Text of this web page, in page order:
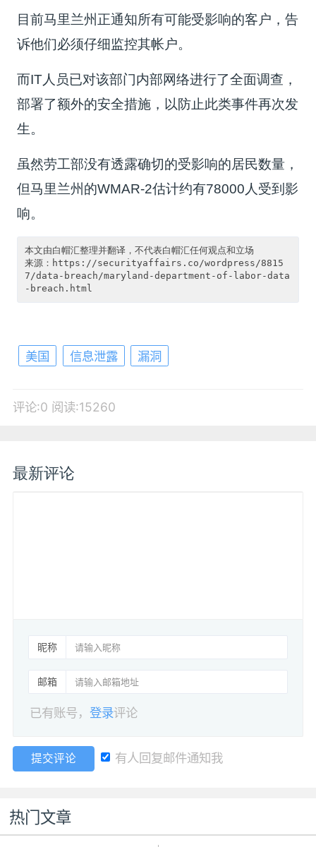
目前马里兰州正通知所有可能受影响的客户，告
诉他们必须仔细监控其帐户。
而IT人员已对该部门内部网络进行了全面调查，
部署了额外的安全措施，以防止此类事件再次发
生。
虽然劳工部没有透露确切的受影响的居民数量，
但马里兰州的WMAR-2估计约有78000人受到影
响。
本文由白帽汇整理并翻译，不代表白帽汇任何观点和立场
来源：https://securityaffairs.co/wordpress/8815
7/data-breach/maryland-department-of-labor-data
美国 信息泄露 漏洞
评论:0 阅读:15260
最新评论
昵称
邮箱
已有账号，登录评论
提交评论 有人回复邮件通知我
热门文章